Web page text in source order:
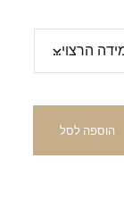
הוספה לסל